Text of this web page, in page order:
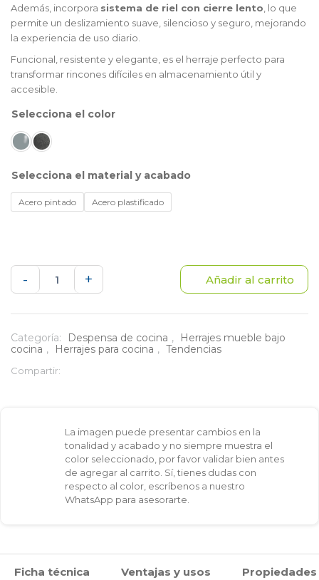
Además, incorpora sistema de riel con cierre lento, lo que
permite un deslizamiento suave, silencioso y seguro, mejorando
la experiencia de uso diario.
Funcional, resistente y elegante, es el herraje perfecto para
transformar rincones difíciles en almacenamiento útil y
accesible.
color
material y acabado
Acero pintado Acero plastificado
-
Aceitera
con
Riel
modulo
15
cm
cantidad
+ Añadir al carrito
Categoría: Despensa de cocina ,
Herrajes mueble bajo
cocina , Herrajes para cocina , Tendencias
Compartir:
La imagen puede presentar cambios en la
tonalidad y acabado y no siempre muestra el
color seleccionado, por favor validar bien antes
de agregar al carrito. Sí, tienes dudas con
respecto al color, escríbenos a nuestro
WhatsApp para asesorarte.
Ficha técnica Ventajas y usos Propiedades